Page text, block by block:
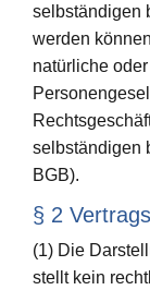
selbständigen
werden
natürliche
selbständigen
BGB).
§ 2
(1) Die
stellt kein